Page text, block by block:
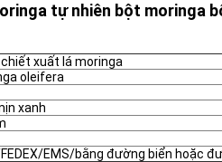
tự nhiên bột moringa
xuất lá moringa
oleifera
xanh
FEDEX/EMS/bằng đường biển hoặc